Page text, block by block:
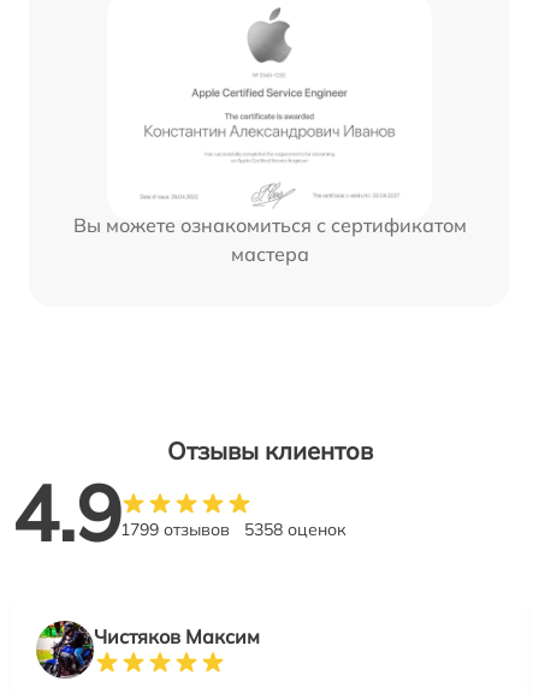
Вы можете ознакомиться с сертификатом
мастера
Отзывы клиентов
4.91799 отзывов 5358 оценок
Чистяков Максим